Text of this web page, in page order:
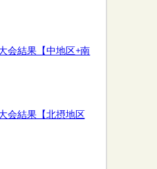
会結果【中地区+南
会結果【北摂地区